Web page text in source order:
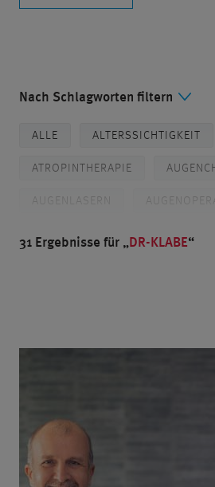
Nach Schlagworten filtern
ALLE ALTERSSICHTIGKEIT
ATROPINTHERAPIE
AUSZEICHNUNGEN
FEMTOSEKUNDENLASER
GLASKÖRPER
31 Ergebnisse für DR-KLABE